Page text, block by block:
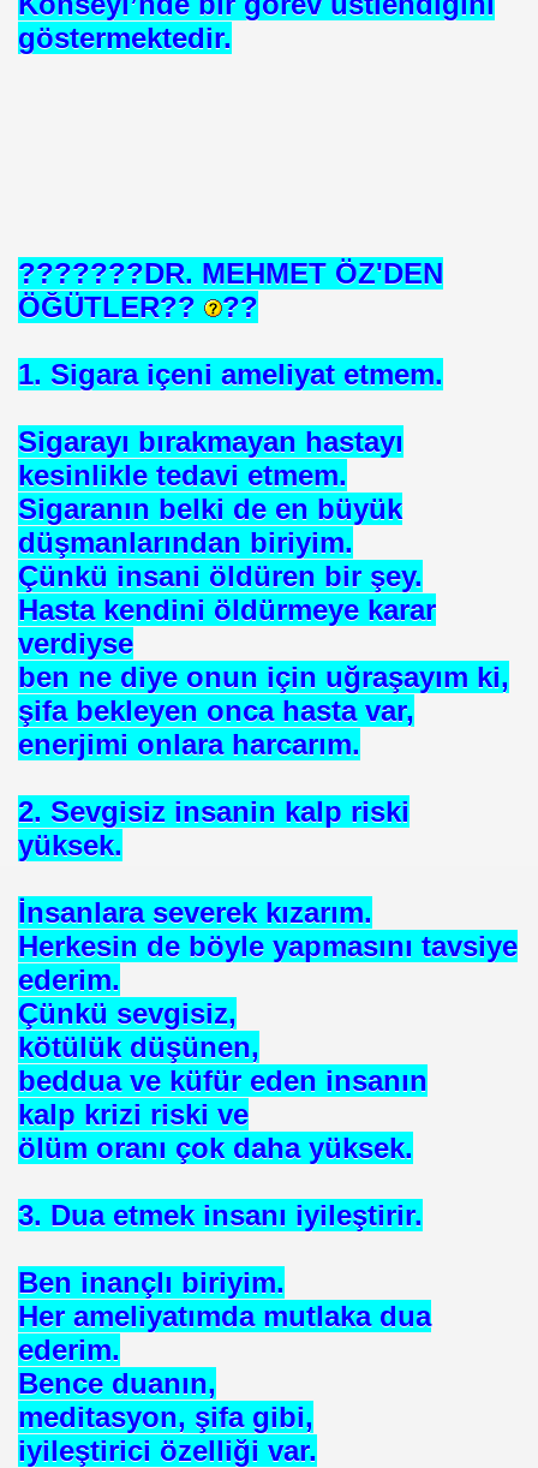
göstermektedir.
???????DR. MEHMET ÖZ'DEN
ÖĞÜTLER??
??
1. Sigara içeni ameliyat etmem.
Sigarayı bırakmayan hastayı
kesinlikle tedavi etmem.
Sigaranın belki de en büyük
düşmanlarından biriyim.
Çünkü insani öldüren bir şey.
Hasta kendini öldürmeye karar
verdiyse
ben ne diye onun için uğraşayım ki,
şifa bekleyen onca hasta var,
enerjimi onlara harcarım.
2. Sevgisiz insanin kalp riski
yüksek.
İnsanlara severek kızarım.
Herkesin de böyle yapmasını tavsiye
ederim.
Çünkü sevgisiz,
kötülük düşünen,
beddua ve küfür eden insanın
kalp krizi riski ve
ölüm oranı çok daha yüksek.
3. Dua etmek insanı iyileştirir.
Ben inançlı biriyim.
Her ameliyatımda mutlaka dua
ederim.
Bence duanın,
meditasyon, şifa gibi,
iyileştirici özelliği var.
ERDEMi
?